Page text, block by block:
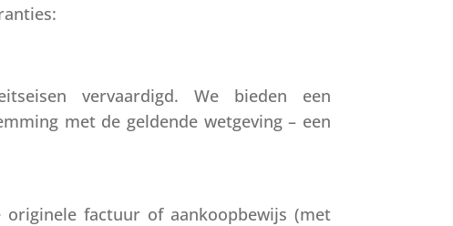
vervaardigd. We bieden een
met de geldende wetgeving – een
factuur of aankoopbewijs (met